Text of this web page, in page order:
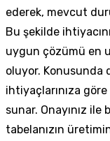
ederek, mevcut
Bu şekilde
uygun çözümü en
oluyor. Konusunda
ihtiyaçlarınıza
sunar. Onayınız
tabelanızın